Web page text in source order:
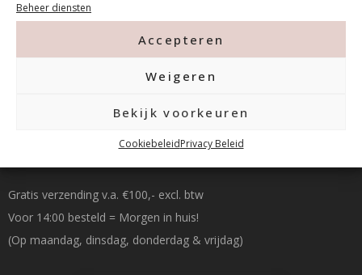
Beheer diensten
Accepteren
Weigeren
Bekijk voorkeuren
CookiebeleidPrivacy Beleid
info@mfacademy.nl
Betalen & Verzenden
Gratis verzending v.a. €100,- excl. btw
Voor 14:00 besteld = Morgen in huis!
(Op maandag, dinsdag, donderdag & vrijdag)